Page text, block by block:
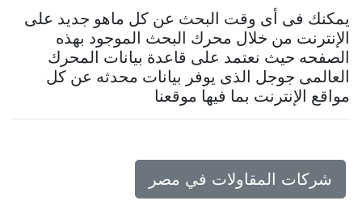
يمكنك فى أى وقت البحث عن كل ماهو جديد على
الإنترنت من خلال محرك البحث الموجود بهذه
الصفحه حيث نعتمد على قاعدة بيانات المحرك
العالمى جوجل الذى يوفر بيانات محدثه عن كل
مواقع الإنترنت بما فيها موقعنا
شركات المقاولات في مصر